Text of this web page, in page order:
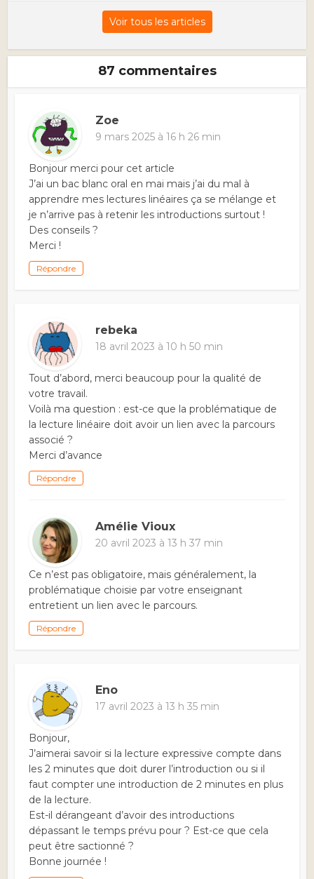
Voir tous les articles
87 commentaires
Zoe
9 mars 2025 à 16 h 26 min
Bonjour merci pour cet article
J’ai un bac blanc oral en mai mais j’ai du mal à
apprendre mes lectures linéaires ça se mélange et
je n’arrive pas à retenir les introductions surtout !
Des conseils ?
Merci !
Répondre
rebeka
18 avril 2023 à 10 h 50 min
Tout d’abord, merci beaucoup pour la qualité de
votre travail.
Voilà ma question : est-ce que la problématique de
la lecture linéaire doit avoir un lien avec la parcours
associé ?
Merci d’avance
Répondre
Amélie Vioux
20 avril 2023 à 13 h 37 min
Ce n’est pas obligatoire, mais généralement, la
problématique choisie par votre enseignant
entretient un lien avec le parcours.
Répondre
Eno
17 avril 2023 à 13 h 35 min
Bonjour,
J’aimerai savoir si la lecture expressive compte dans
les 2 minutes que doit durer l’introduction ou si il
faut compter une introduction de 2 minutes en plus
de la lecture.
Est-il dérangeant d’avoir des introductions
dépassant le temps prévu pour ? Est-ce que cela
peut être sactionné ?
Bonne journée !